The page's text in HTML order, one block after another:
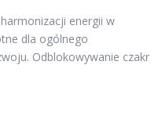
energii w
dla ogólnego
Odblokowywanie czakr